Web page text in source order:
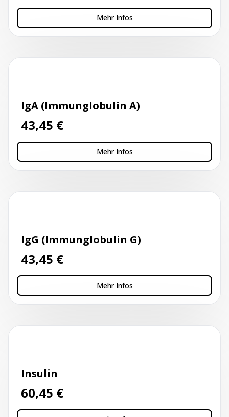
Mehr Infos
IgA (Immunglobulin A)
43,45 €
Mehr Infos
IgG (Immunglobulin G)
43,45 €
Mehr Infos
Insulin
60,45 €